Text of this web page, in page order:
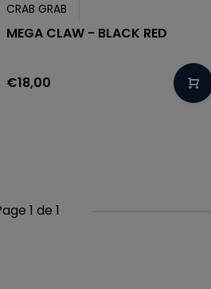
CRAB GRAB
MEGA CLAW - BLACK RED
€18,00
1 de 1